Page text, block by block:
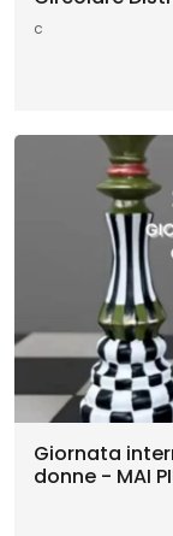
c
Giornata
donne - MAI